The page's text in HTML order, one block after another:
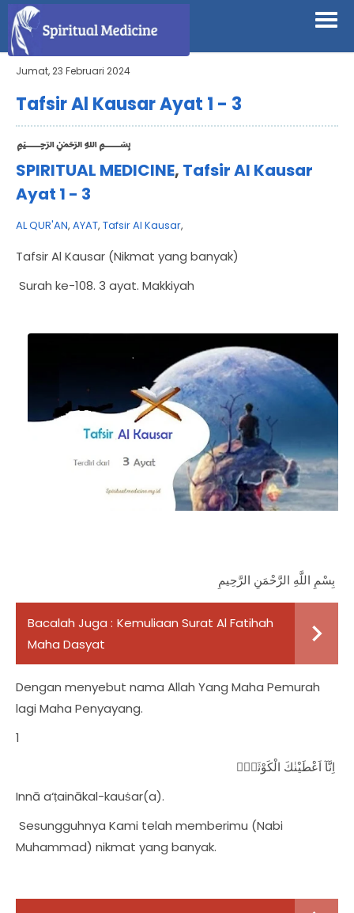
Jumat, 23 Februari 2024
Tafsir Al Kausar Ayat 1 - 3
﷽
SPIRITUAL MEDICINE, Tafsir Al Kausar
Ayat 1 - 3
AL QUR'AN, AYAT, Tafsir Al Kausar,
Tafsir Al Kausar (Nikmat yang banyak)
Surah ke-108. 3 ayat. Makkiyah
Bacalah Juga : Kemuliaan Surat Al Fatihah
Maha Dasyat
Dengan menyebut nama Allah Yang Maha Pemurah
lagi Maha Penyayang.
1
Innā a‘ṭainākal-kauṡar(a).
Sesungguhnya Kami telah memberimu (Nabi
Muhammad) nikmat yang banyak.